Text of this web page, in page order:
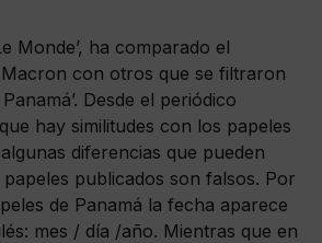
Monde’, ha comparado el
con otros que se filtraron
Desde el periódico
hay similitudes con los papeles
diferencias que pueden
publicados son falsos. Por
de Panamá la fecha aparece
mes / día /año. Mientras que en